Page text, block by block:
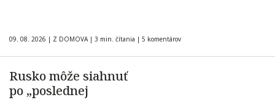
09. 08. 2026 | Z DOMOVA | 3 min. čítania | 5 komentárov
Rusko môže siahnuť
po „poslednej